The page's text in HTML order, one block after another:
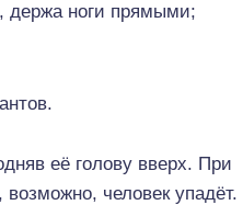
держа ноги прямыми;
её голову вверх. При
человек упадёт.